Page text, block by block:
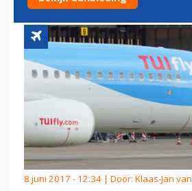
8 juni 2017 - 12:34 | Door: Klaas-Jan